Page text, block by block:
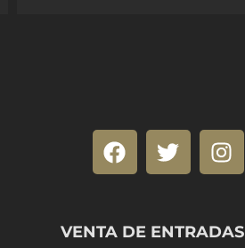
VENTA DE ENTRADAS